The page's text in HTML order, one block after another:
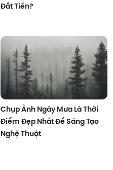
Đắt Tiền?
Chụp Ảnh Ngày Mưa Là Thời
Điểm Đẹp Nhất Để Sáng Tạo
Nghệ Thuật